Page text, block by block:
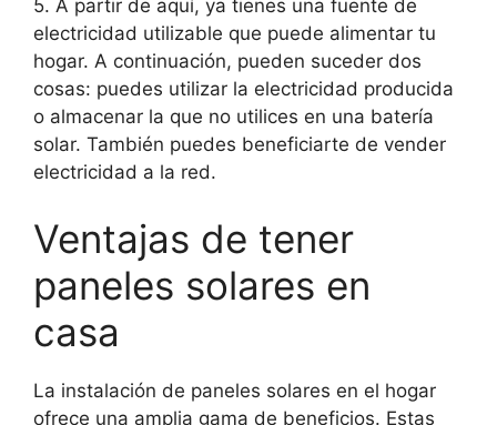
5. A partir de aquí, ya tienes una fuente de
electricidad utilizable que puede alimentar tu
hogar. A continuación, pueden suceder dos
cosas: puedes utilizar la electricidad producida
o almacenar la que no utilices en una batería
solar. También puedes beneficiarte de vender
electricidad a la red.
Ventajas de tener
paneles solares en
casa
La instalación de paneles solares en el hogar
ofrece una amplia gama de beneficios. Estas